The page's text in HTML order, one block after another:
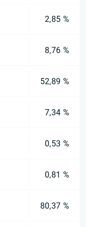
2,85 %
8,76 %
52,89 %
7,34 %
0,53 %
0,81 %
80,37 %